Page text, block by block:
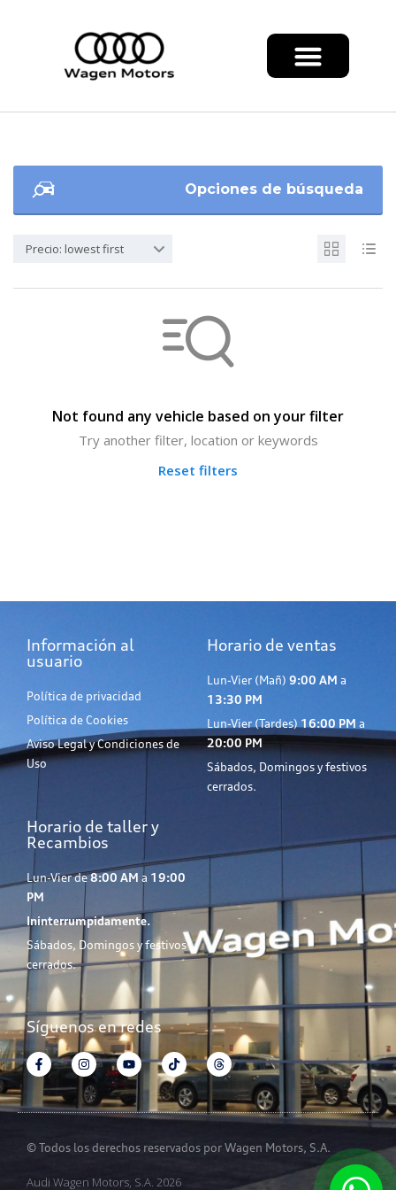
Opciones de búsqueda
Precio: lowest first
Not found any vehicle based on your filter
Try another filter, location or keywords
Reset filters
Información al
usuario
Política de privacidad
Política de Cookies
Aviso Legal y Condiciones de
Uso
Horario de ventas
Lun-Vier (Mañ) 9:00 AM a
13:30 PM
Lun-Vier (Tardes) 16:00 PM a
20:00 PM
Sábados, Domingos y festivos
cerrados.
Horario de taller y
Recambios
Lun-Vier de8:00 AM a 19:00
PM
Ininterrumpidamente.
Sábados, Domingos y festivos
cerrados.
Síguenos en redes
© Todos los derechos reservados por Wagen Motors, S.A.
Audi Wagen Motors, S.A. 2026